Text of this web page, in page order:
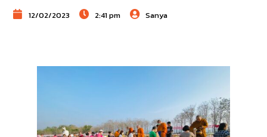
12/02/2023 2:41 pm Sanya